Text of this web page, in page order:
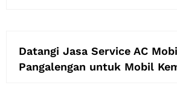
Datangi Jasa Service AC
Pangalengan untuk Mobil